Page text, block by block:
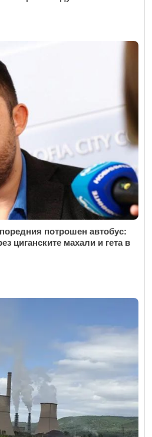
потрошен автобус:
циганските махали и гета в